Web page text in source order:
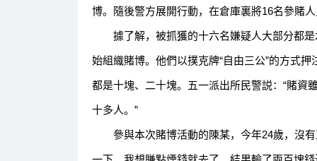
博。隨後警方展開行動，在倉庫裏將16名參賭
據了解，被抓獲的十六名嫌疑人大部分都是
始組織賭博。他們以撲克牌“自由三公”的方式
都是十塊、二十塊。五一派出所民警説：“賭資
十多人。”
參與本次賭博活動的陳某，今年24歲，沒有